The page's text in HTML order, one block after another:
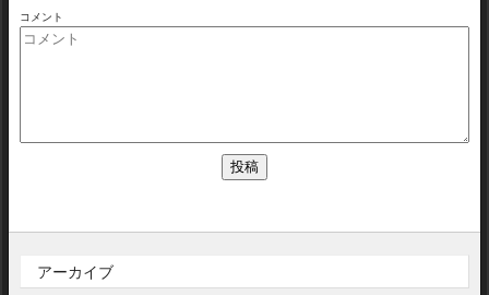
コメント
アーカイブ